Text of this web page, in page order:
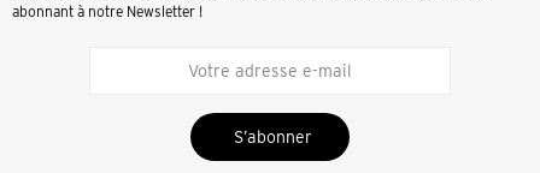
abonnant à notre Newsletter !
S’abonner